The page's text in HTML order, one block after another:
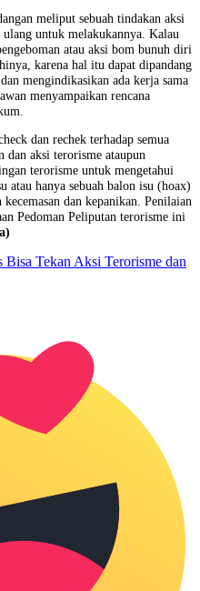
meliput sebuah tindakan aksi
untuk melakukannya. Kalau
atau aksi bom bunuh diri
karena hal itu dapat dipandang
mengindikasikan ada kerja sama
menyampaikan rencana
dan rechek terhadap semua
dan aksi terorisme ataupun
terorisme untuk mengetahui
atau hanya sebuah balon isu (hoax)
dan kepanikan. Penilaian
Pedoman Peliputan terorisme ini
Bisa Tekan Aksi Terorisme dan